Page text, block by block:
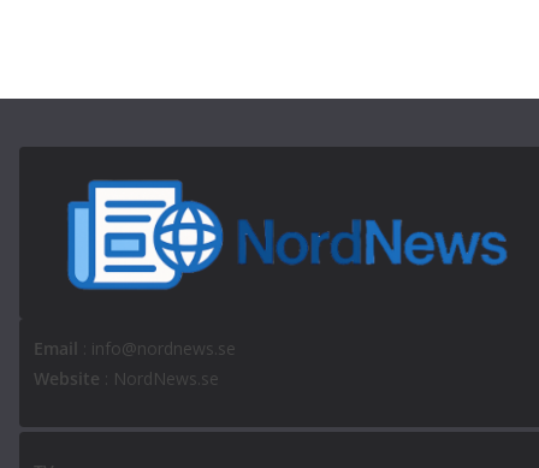
Email
: info@nordnews.se
Website
: NordNews.se